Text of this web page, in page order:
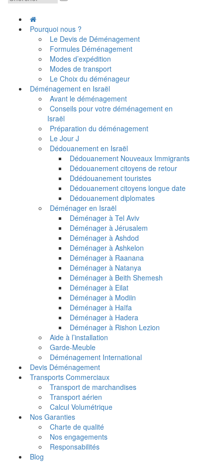
Pourquoi nous ?
Le Devis de Déménagement
Formules Déménagement
Modes d’expédition
Modes de transport
Le Choix du déménageur
Déménagement en Israël
Avant le déménagement
Conseils pour votre déménagement en
Israël
Préparation du déménagement
Le Jour J
Dédouanement en Israël
Dédouanement Nouveaux Immigrants
Dédouanement citoyens de retour
Ddédouanement touristes
Dédouanement citoyens longue date
Dédouanement diplomates
Déménager en Israël
Déménager à Tel Aviv
Déménager à Jérusalem
Déménager à Ashdod
Déménager à Ashkelon
Déménager à Raanana
Déménager à Natanya
Déménager à Beith Shemesh
Déménager à Eilat
Déménager à Modiin
Déménager à Haïfa
Déménager à Hadera
Déménager à Rishon Lezion
Aide à l’installation
Garde-Meuble
Déménagement International
Devis Déménagement
Transports Commerciaux
Transport de marchandises
Transport aérien
Calcul Volumétrique
Nos Garanties
Charte de qualité
Nos engagements
Responsabilités
Blog